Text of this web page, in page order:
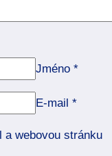
Jméno *
E-mail *
a webovou stránku